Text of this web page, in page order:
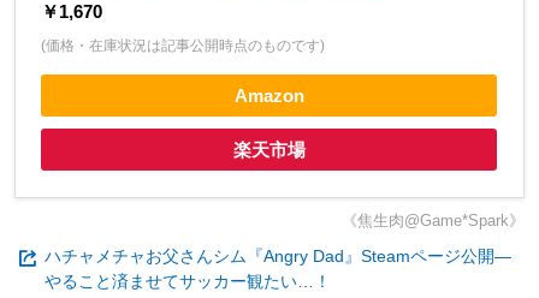
￥1,670
(価格・在庫状況は記事公開時点のものです)
Amazon
楽天市場
《焦生肉@Game*Spark》
ハチャメチャお父さんシム『Angry Dad』Steamページ公開―
やること済ませてサッカー観たい…！